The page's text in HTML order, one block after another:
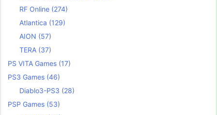
RF Online (274)
Atlantica (129)
AION (57)
TERA (37)
PS VITA Games (17)
PS3 Games (46)
Diablo3-PS3 (28)
PSP Games (53)